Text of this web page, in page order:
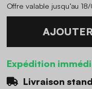
Offre valable jusqu’au
Expédition
Livraison